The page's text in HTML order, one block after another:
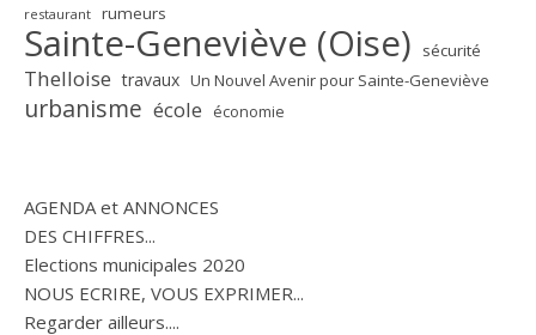
restaurant rumeurs
Sainte-Geneviève (Oise) sécurité
Thelloise travaux Un Nouvel Avenir pour Sainte-Geneviève
urbanisme école économie
AGENDA et ANNONCES
DES CHIFFRES...
Elections municipales 2020
NOUS ECRIRE, VOUS EXPRIMER...
Regarder ailleurs....